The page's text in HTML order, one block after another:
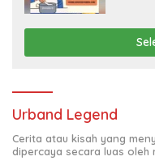
Urband Legend
Cerita atau kisah yang
dipercaya secara luas oleh